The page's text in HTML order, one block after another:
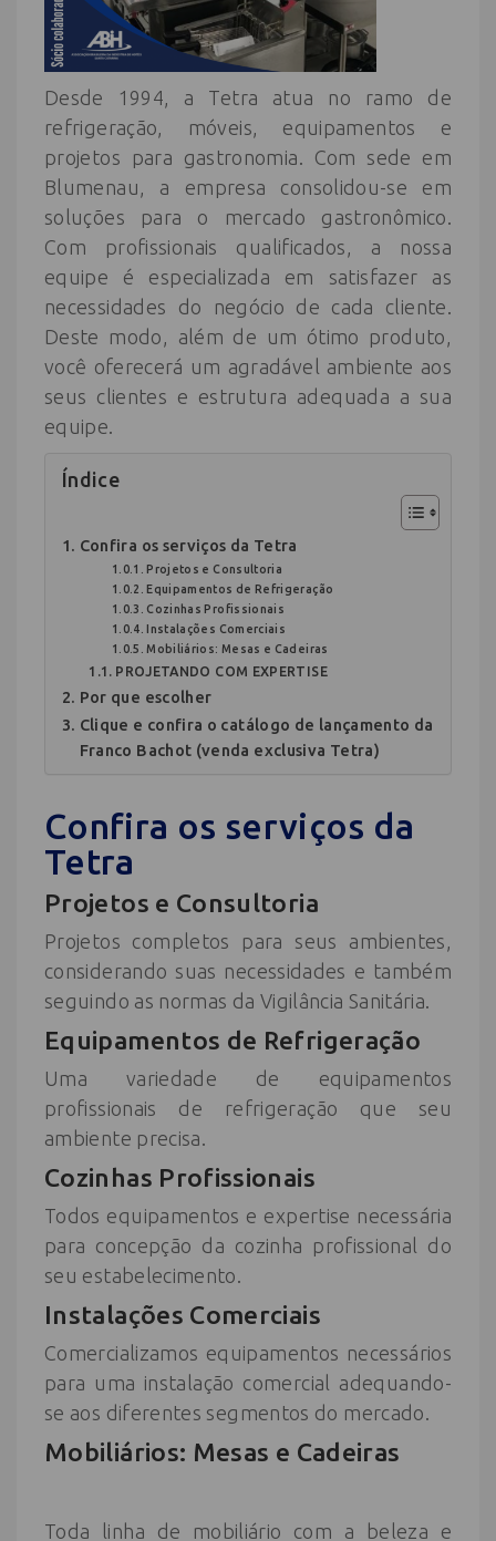
Desde 1994, a Tetra atua no ramo de
refrigeração, móveis, equipamentos e
projetos para gastronomia. Com sede em
Blumenau, a empresa consolidou-se em
soluções para o mercado gastronômico.
Com profissionais qualificados, a nossa
equipe é especializada em satisfazer as
necessidades do negócio de cada cliente.
Deste modo, além de um ótimo produto,
você oferecerá um agradável ambiente aos
seus clientes e estrutura adequada a sua
equipe.
Índice
Confira os serviços da Tetra
Projetos e Consultoria
Equipamentos de Refrigeração
Cozinhas Profissionais
Instalações Comerciais
Mobiliários: Mesas e Cadeiras
PROJETANDO COM EXPERTISE
Por que escolher
Clique e confira o catálogo de lançamento da
Franco Bachot (venda exclusiva Tetra)
Confira os serviços da
Tetra
Projetos e Consultoria
Projetos completos para seus ambientes,
considerando suas necessidades e também
seguindo as normas da Vigilância Sanitária.
Equipamentos de Refrigeração
Uma variedade de equipamentos
profissionais de refrigeração que seu
ambiente precisa.
Cozinhas Profissionais
Todos equipamentos e expertise necessária
para concepção da cozinha profissional do
seu estabelecimento.
Instalações Comerciais
Comercializamos equipamentos necessários
para uma instalação comercial adequando-
se aos diferentes segmentos do mercado.
Mobiliários: Mesas e Cadeiras
Toda linha de mobiliário com a beleza e